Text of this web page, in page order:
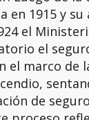
en 1915 y
el
el
el marco de
de